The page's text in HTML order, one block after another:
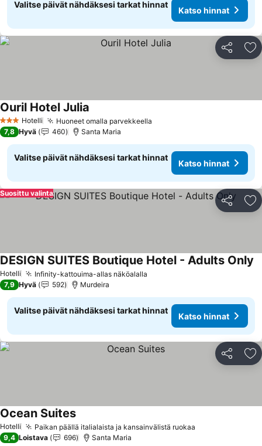
Valitse päivät nähdäksesi tarkat hinnat
Katso hinnat
Jaa
3 Tähtiluokitus
Hotelli Huoneet omalla parvekkeella
Ouril Hotel Julia
7,8 Hyvä 460 Santa Maria
Valitse päivät nähdäksesi tarkat hinnat
Katso hinnat
Jaa
Suosittu valinta
Hotelli Infinity-kattouima-allas näköalalla
DESIGN SUITES Boutique Hotel - Adults Only
7,9 Hyvä 592 Murdeira
Valitse päivät nähdäksesi tarkat hinnat
Katso hinnat
Jaa
Hotelli Paikan päällä italialaista ja kansainvälistä ruokaa
Ocean Suites
9,4 Loistava 696 Santa Maria